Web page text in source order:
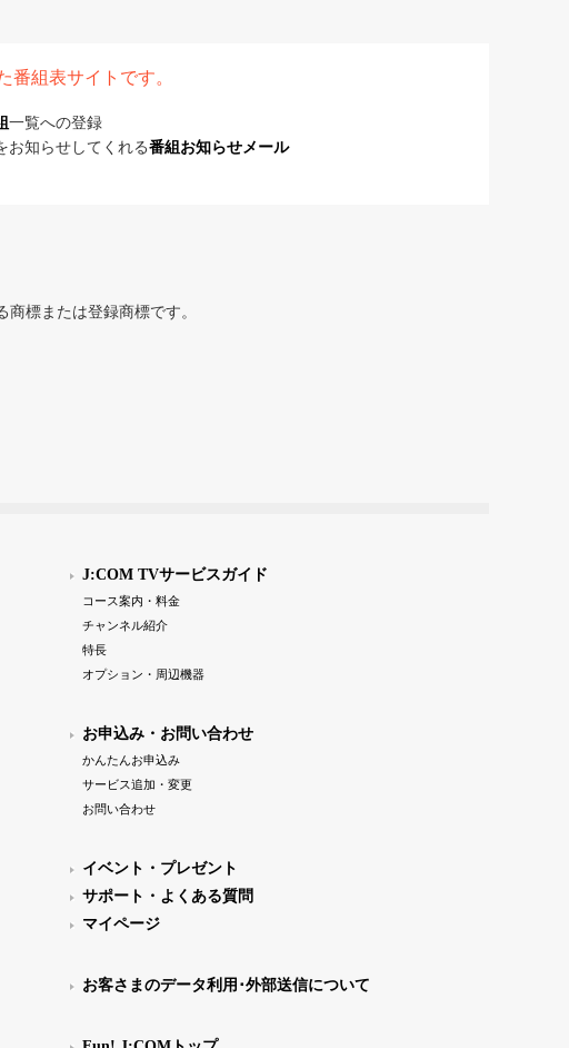
番組表サイトです。
一覧への登録
お知らせしてくれる番組お知らせメール
標または登録商標です。
J:COM TVサービスガイド
コース案内・料金
チャンネル紹介
特長
オプション・周辺機器
お申込み・お問い合わせ
かんたんお申込み
サービス追加・変更
お問い合わせ
イベント・プレゼント
サポート・よくある質問
マイページ
お客さまのデータ利用･外部送信について